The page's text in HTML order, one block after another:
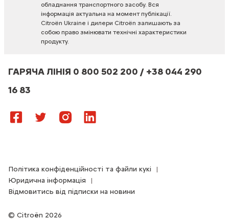
обладнання транспортного засобу. Вся
інформація актуальна на момент публікації.
Citroën Ukraine і дилери Citroën залишають за
собою право змінювати технічні характеристики
продукту.
ГАРЯЧА ЛІНІЯ 0 800 502 200 / +38 044 290
16 83
Citroën 2026
Політика конфіденційності та файли кукі
Юридична інформація
Відмовитись від підписки на новини